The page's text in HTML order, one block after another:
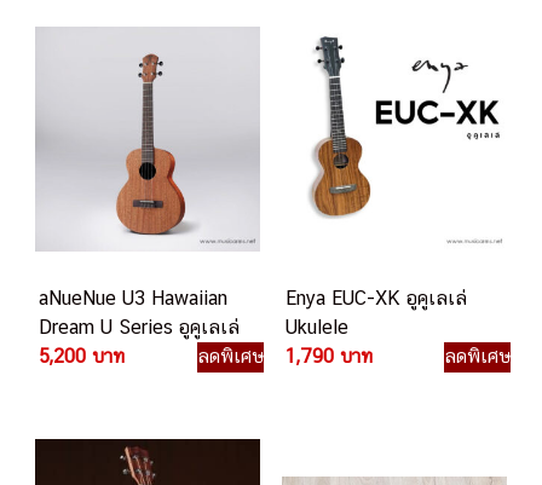
aNueNue U3 Hawaiian
Dream U Series อูคูเลเล่
5,200 บาท
ลดพิเศษ
Enya EUC-XK อูคูเลเล่
Ukulele
1,790 บาท
ลดพิเศษ